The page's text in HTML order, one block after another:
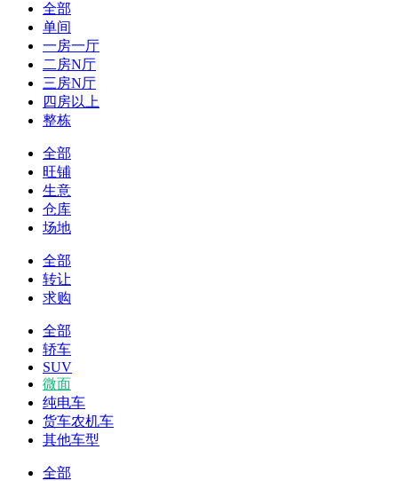
全部
单间
一房一厅
二房N厅
三房N厅
四房以上
整栋
全部
旺铺
生意
仓库
场地
全部
转让
求购
全部
轿车
SUV
微面
纯电车
货车农机车
其他车型
全部